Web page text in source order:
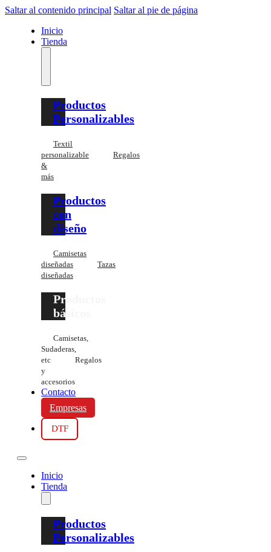
Saltar al contenido principal Saltar al pie de página
Inicio
Tienda
Productos
Personalizables
Textil
personalizable
Regalos
&
más
Productos
con
diseño
Camisetas
diseñadas
Tazas
diseñadas
Productos
básicos
Camisetas,
Sudaderas,
etc
Regalos
y
accesorios
Contacto
Empresas
DTF
Inicio
Tienda
Productos
Personalizables